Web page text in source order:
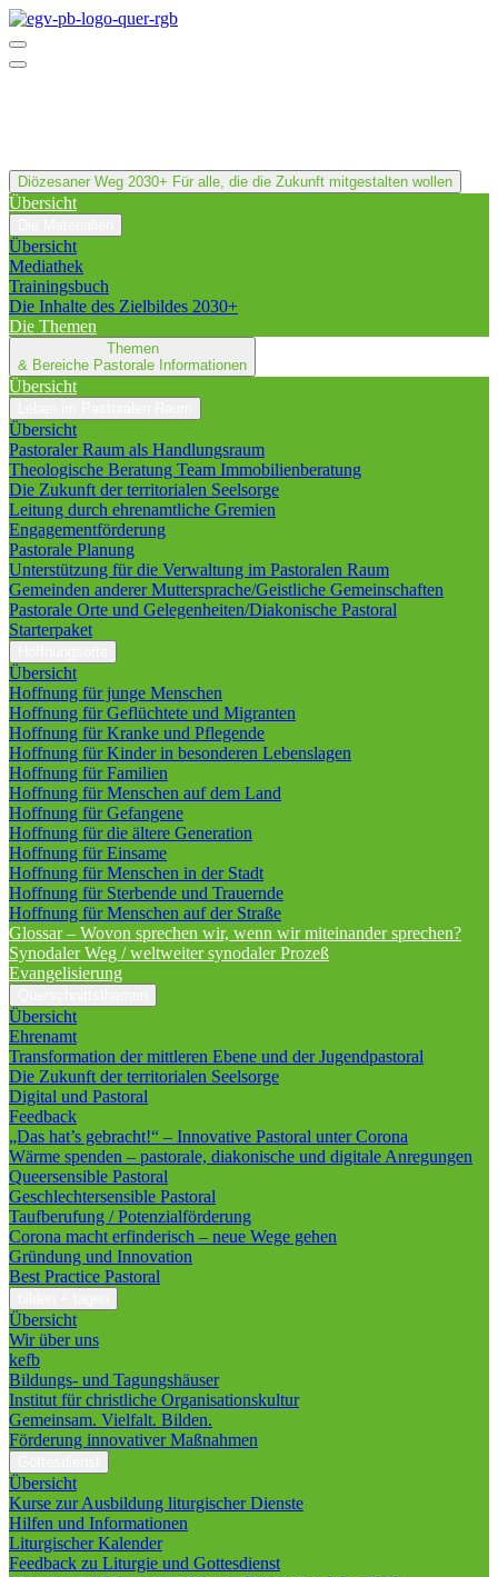
Diözesaner Weg 2030+ Für alle, die die Zukunft mitgestalten wollen
Übersicht
Übersicht
Mediathek
Trainingsbuch
Die Inhalte des Zielbildes 2030+
Die Themen
Themen
& Bereiche Pastorale Informationen
Übersicht
Übersicht
Pastoraler Raum als Handlungsraum
Theologische Beratung Team Immobilienberatung
Die Zukunft der territorialen Seelsorge
Leitung durch ehrenamtliche Gremien
Engagementförderung
Pastorale Planung
Unterstützung für die Verwaltung im Pastoralen Raum
Gemeinden anderer Muttersprache/Geistliche Gemeinschaften
Pastorale Orte und Gelegenheiten/Diakonische Pastoral
Starterpaket
Übersicht
Hoffnung für junge Menschen
Hoffnung für Geflüchtete und Migranten
Hoffnung für Kranke und Pflegende
Hoffnung für Kinder in besonderen Lebenslagen
Hoffnung für Familien
Hoffnung für Menschen auf dem Land
Hoffnung für Gefangene
Hoffnung für die ältere Generation
Hoffnung für Einsame
Hoffnung für Menschen in der Stadt
Hoffnung für Sterbende und Trauernde
Hoffnung für Menschen auf der Straße
Glossar – Wovon sprechen wir, wenn wir miteinander sprechen?
Synodaler Weg / weltweiter synodaler Prozeß
Evangelisierung
Übersicht
Ehrenamt
Transformation der mittleren Ebene und der Jugendpastoral
Die Zukunft der territorialen Seelsorge
Digital und Pastoral
Feedback
„Das hat’s gebracht!“ – Innovative Pastoral unter Corona
Wärme spenden – pastorale, diakonische und digitale Anregungen
Queersensible Pastoral
Geschlechtersensible Pastoral
Taufberufung / Potenzialförderung
Corona macht erfinderisch – neue Wege gehen
Gründung und Innovation
Best Practice Pastoral
Übersicht
Wir über uns
kefb
Bildungs- und Tagungshäuser
Institut für christliche Organisationskultur
Gemeinsam. Vielfalt. Bilden.
Förderung innovativer Maßnahmen
Übersicht
Kurse zur Ausbildung liturgischer Dienste
Hilfen und Informationen
Liturgischer Kalender
Feedback zu Liturgie und Gottesdienst